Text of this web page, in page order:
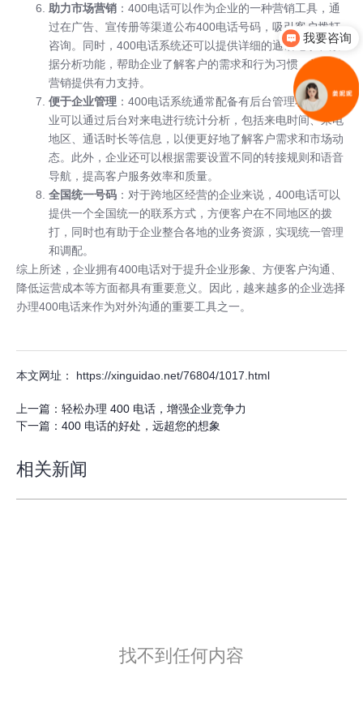
助力市场营销 ：400电话可以作为企业的一种营销工具，通
过在广告、宣传册等渠道公布400电话号码，吸引客户拨打
咨询。同时，400电话系统还可以提供详细的通话记录和数
据分析功能，帮助企业了解客户的需求和行为习惯，为精准
营销提供有力支持。
便于企业管理 ：400电话系统通常配备有后台管理功能，企
业可以通过后台对来电进行统计分析，包括来电时间、来电
地区、通话时长等信息，以便更好地了解客户需求和市场动
态。此外，企业还可以根据需要设置不同的转接规则和语音
导航，提高客户服务效率和质量。
全国统一号码 ：对于跨地区经营的企业来说，400电话可以
提供一个全国统一的联系方式，方便客户在不同地区的拨
打，同时也有助于企业整合各地的业务资源，实现统一管理
和调配。
综上所述，企业拥有400电话对于提升企业形象、方便客户沟通、
降低运营成本等方面都具有重要意义。因此，越来越多的企业选择
办理400电话来作为对外沟通的重要工具之一。
本文网址： https://xinguidao.net/76804/1017.html
上一篇： 轻松办理 400 电话，增强企业竞争力
下一篇： 400 电话的好处，远超您的想象
相关新闻
找不到任何内容
我要咨询